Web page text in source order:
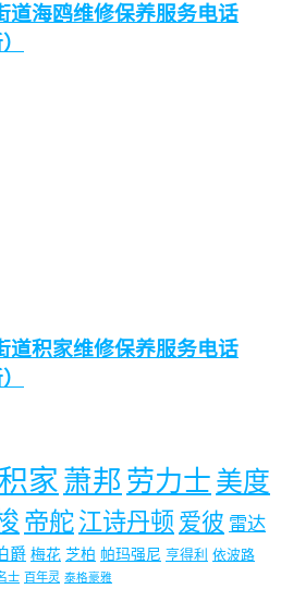
道海鸥维修保养服务电话
道积家维修保养服务电话
积家 萧邦 劳力士 美度
帝舵 江诗丹顿 爱彼 雷达
爵 梅花 芝柏 帕玛强尼 亨得利 依波路
士 百年灵 泰格豪雅